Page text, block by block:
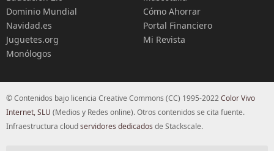
Dominio Mundial
Navidad.es
Juguetes.org
Monólogos
Cómo Ahorrar
Portal Financiero
Mi Revista
© Contenidos bajo licencia Creative Commons (CC) 1995-2022Color Vivo
Internet, SLU (Medios y Redes online). Otros contenidos se cita fuente.
Infraestructura cloudservidores dedicados de Stackscale.